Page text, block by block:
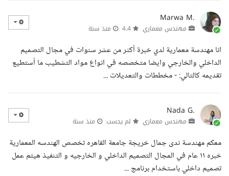
Marwa M.
مهندس معماري منذ سنة
انا مهندسة معمارية لدي خبرة أكثر من عشر سنوات في مجال التصميم
الداخلي والخارجي وايضا متخصصه في انواع مواد التشطيب ما أستطيع
تقديمه كالتالي: - مخططات والتعديلات ...
Nada G.
مهندس معماري لم يحسب منذ سنة
معكم مهندسة ندى جمال خريجة جامعة القاهره تخصص الهندسه المعمارية
خبره ١١ عام في المجال التصميم الداخلي و الخارجيه و التنفيذ هيتم عمل
تصميم داخلي باستخدام برنامج ...